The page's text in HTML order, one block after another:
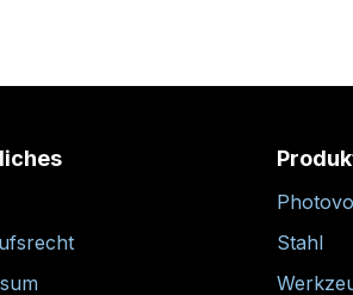
Stahl